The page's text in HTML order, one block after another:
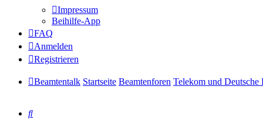
Impressum
Beihilfe-App
FAQ
Anmelden
Registrieren
Beamtentalk Startseite Beamtenforen Telekom und Deutsche
Suche